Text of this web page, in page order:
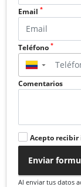
Email *
Teléfono *
▼
Comentarios
Acepto
Enviar
Al enviar tus datos